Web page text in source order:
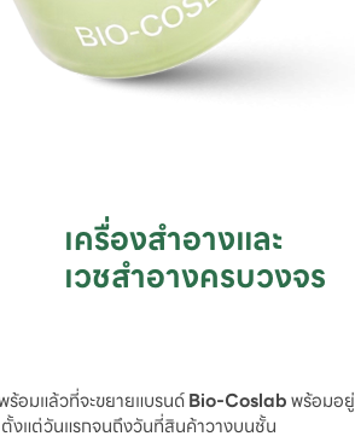
เครื่องสำอางและ
เวชสำอางครบวงจร
ร้อมแล้วที่จะขยายแบรนด์ Bio-Coslab พร้อมอยู่
งแต่วันแรกจนถึงวันที่สินค้าวางบนชั้น